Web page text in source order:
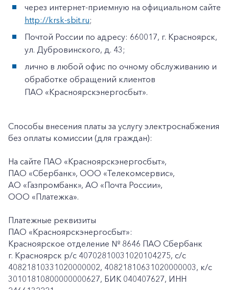
через интернет-приемную на официальном сайте
http://krsk-sbit.ru;
Почтой России по адресу: 660017, г. Красноярск,
ул. Дубровинского, д. 43;
лично в любой офис по очному обслуживанию и
обработке обращений клиентов
ПАО «Красноярскэнергосбыт».
Способы внесения платы за услугу электроснабжения
без оплаты комиссии (для граждан):
На сайте ПАО «Красноярскэнергосбыт»,
ПАО «Сбербанк», ООО «Телекомсервис»,
АО «Газпромбанк», АО «Почта России»,
ООО «Платежка».
Платежные реквизиты
ПАО «Красноярскэнергосбыт»:
Красноярское отделение № 8646 ПАО Сбербанк
г. Красноярск p/c 40702810031020104275, с/с
40821810331020000002, 40821810631020000003, к/c
30101810800000000627, БИК 040407627, ИНН